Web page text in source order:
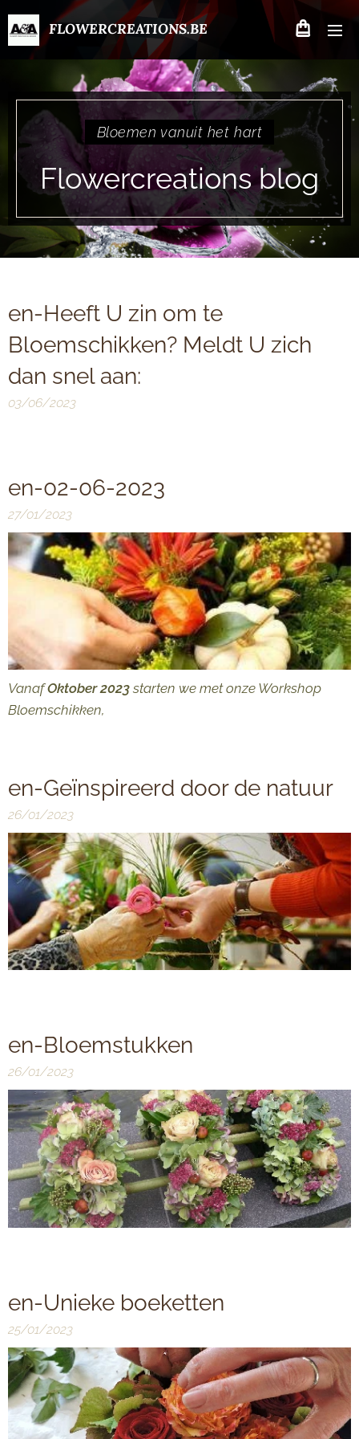
FLOWERCREATIONS.BE
Bloemen vanuit het hart
Flowercreations blog
en-Heeft U zin om te
Bloemschikken? Meldt U zich
dan snel aan:
03/06/2023
en-02-06-2023
27/01/2023
VanafOktober 2023starten we met onze Workshop
Bloemschikken,
en-Geïnspireerd door de natuur
26/01/2023
en-Bloemstukken
26/01/2023
en-Unieke boeketten
25/01/2023